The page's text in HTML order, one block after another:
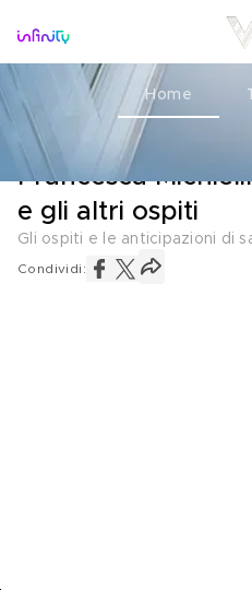
Home
VERISSIMO
Francesca
e gli altri ospiti
Gli ospiti e le anticipazioni di
Condividi: